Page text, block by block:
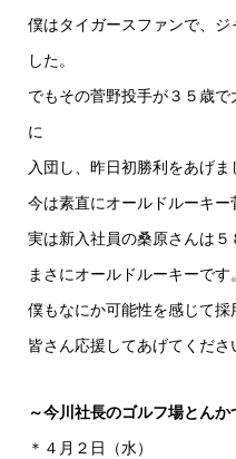
僕はタイガースファンで、
した。
でもその菅野投手が３５歳
に
入団し、昨日初勝利をあげま
今は素直にオールドルーキー
実は新入社員の桑原さんは５
まさにオールドルーキーです。
僕もなにか可能性を感じて採
皆さん応援してあげてくださ
～今川社長のゴルフ場とんか
＊４月２日（水）